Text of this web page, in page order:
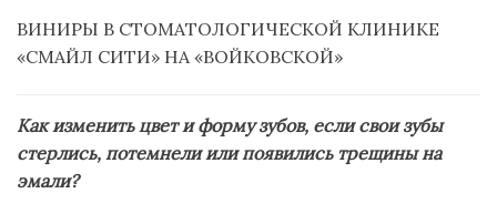
ВИНИРЫ В СТОМАТОЛОГИЧЕСКОЙ КЛИНИКЕ
«СМАЙЛ СИТИ» НА «ВОЙКОВСКОЙ»
Как изменить цвет и форму зубов, если свои зубы
стерлись, потемнели или появились трещины на
эмали?